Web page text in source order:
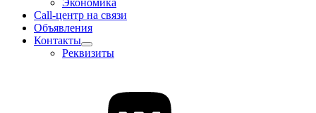
Экономика
Call-центр на связи
Объявления
Контакты
Реквизиты